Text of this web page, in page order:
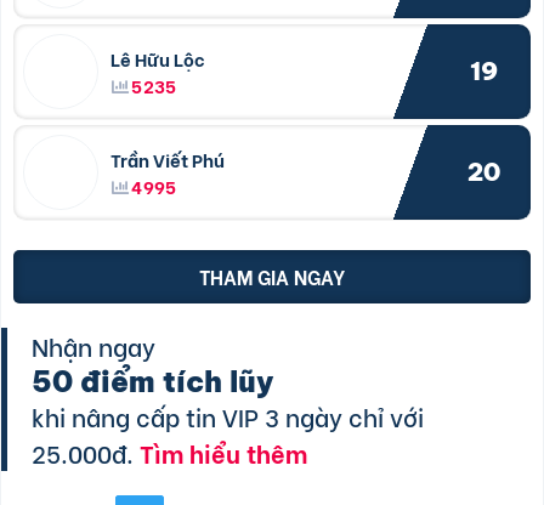
Lê Hữu Lộc
5235
19
Trần Viết Phú
4995
20
THAM GIA NGAY
Nhận ngay
50 điểm tích lũy
khi nâng cấp tin VIP 3 ngày chỉ với
25.000đ.Tìm hiểu thêm